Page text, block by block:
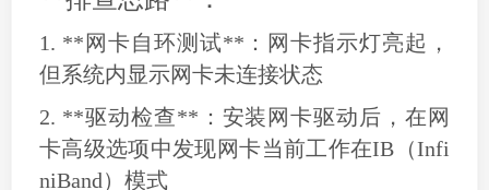
1. **网卡自环测试**：网卡指示灯亮起，
但系统内显示网卡未连接状态
2. **驱动检查**：安装网卡驱动后，在网
卡高级选项中发现网卡当前工作在IB（Infi
niBand）模式